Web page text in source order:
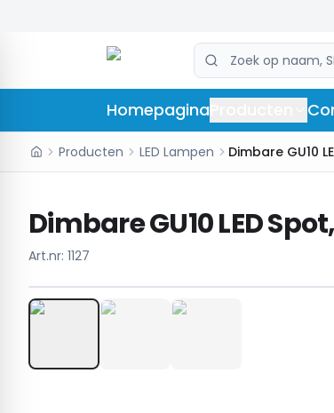
Homepagina
Producten LED Lampen
Dimbare GU10 LED
Art.nr: 1127